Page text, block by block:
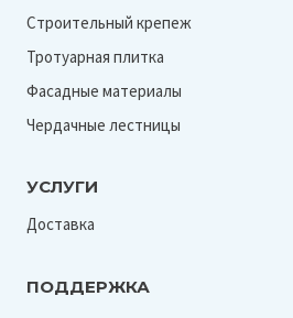
Строительный крепеж
Тротуарная плитка
Фасадные материалы
Чердачные лестницы
УСЛУГИ
Доставка
ПОДДЕРЖКА